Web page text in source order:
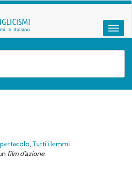
, Tutti i lemmi
film d’azione.